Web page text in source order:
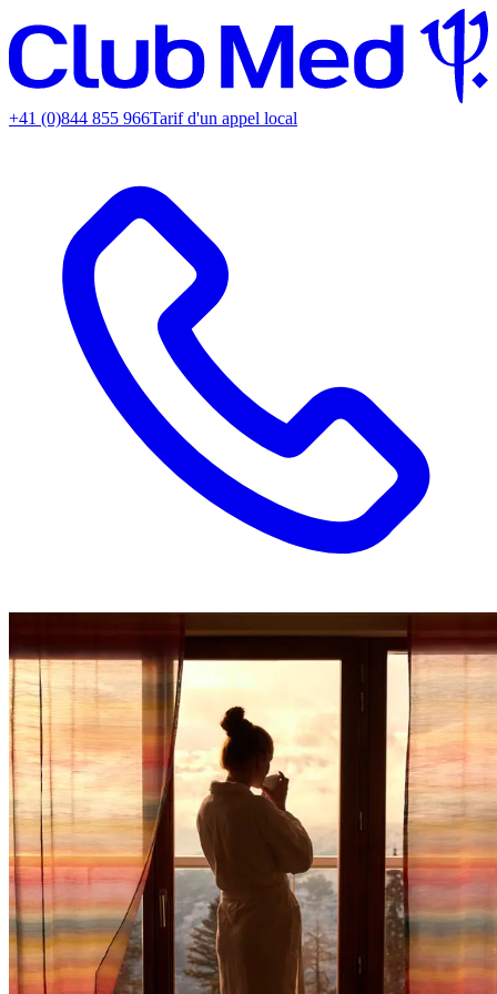
+41 (0)844 855 966Tarif d'un appel local